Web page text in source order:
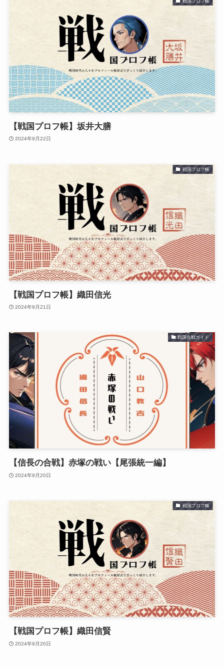
【戦国プロフ帳】坂井大膳
2024年9月22日
戦国プロフ帳
【戦国プロフ帳】織田信光
2024年9月21日
戦国合戦ガイド
【信長の合戦】赤塚の戦い【尾張統一編】
2024年9月20日
戦国プロフ帳
【戦国プロフ帳】織田信賢
2024年9月20日